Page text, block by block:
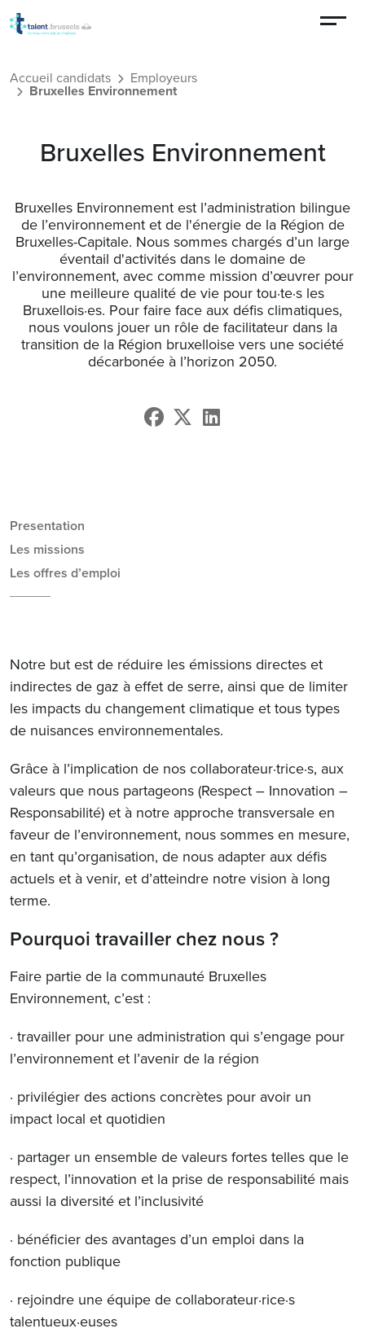
Aller au contenu principal
Accueil candidats Employeurs
Bruxelles Environnement
Bruxelles Environnement
Bruxelles Environnement est l’administration bilingue
de l’environnement et de l'énergie de la Région de
Bruxelles-Capitale. Nous sommes chargés d’un large
éventail d'activités dans le domaine de
l’environnement, avec comme mission d’œuvrer pour
une meilleure qualité de vie pour tou·te·s les
Bruxellois·es. Pour faire face aux défis climatiques,
nous voulons jouer un rôle de facilitateur dans la
transition de la Région bruxelloise vers une société
décarbonée à l’horizon 2050.
Presentation
Les missions
Les offres d’emploi
Notre but est de réduire les émissions directes et
indirectes de gaz à effet de serre, ainsi que de limiter
les impacts du changement climatique et tous types
de nuisances environnementales.
Grâce à l’implication de nos collaborateur·trice·s, aux
valeurs que nous partageons (Respect – Innovation –
Responsabilité) et à notre approche transversale en
faveur de l’environnement, nous sommes en mesure,
en tant qu’organisation, de nous adapter aux défis
actuels et à venir, et d’atteindre notre vision à long
terme.
Pourquoi travailler chez nous ?
Faire partie de la communauté Bruxelles
Environnement, c’est :
· travailler pour une administration qui s’engage pour
l’environnement et l’avenir de la région
· privilégier des actions concrètes pour avoir un
impact local et quotidien
· partager un ensemble de valeurs fortes telles que le
respect, l’innovation et la prise de responsabilité mais
aussi la diversité et l’inclusivité
· bénéficier des avantages d’un emploi dans la
fonction publique
· rejoindre une équipe de collaborateur·rice·s
talentueux·euses